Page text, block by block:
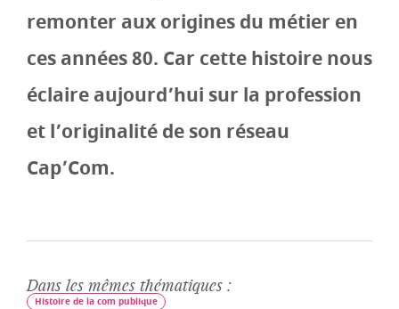
remonter aux origines du métier en
ces années 80. Car cette histoire nous
éclaire aujourd’hui sur la profession
et l’originalité de son réseau
Cap’Com.
Dans les mêmes thématiques :
Histoire de la com publique